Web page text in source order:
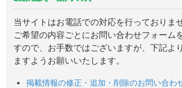
当サイトはお電話での対応を行っておりませ
ご希望の内容ごとにお問い合わせフォーム
すので、お手数ではございますが、下記よ
ますようお願いいたします。
掲載情報の修正・追加・削除のお問い合わ